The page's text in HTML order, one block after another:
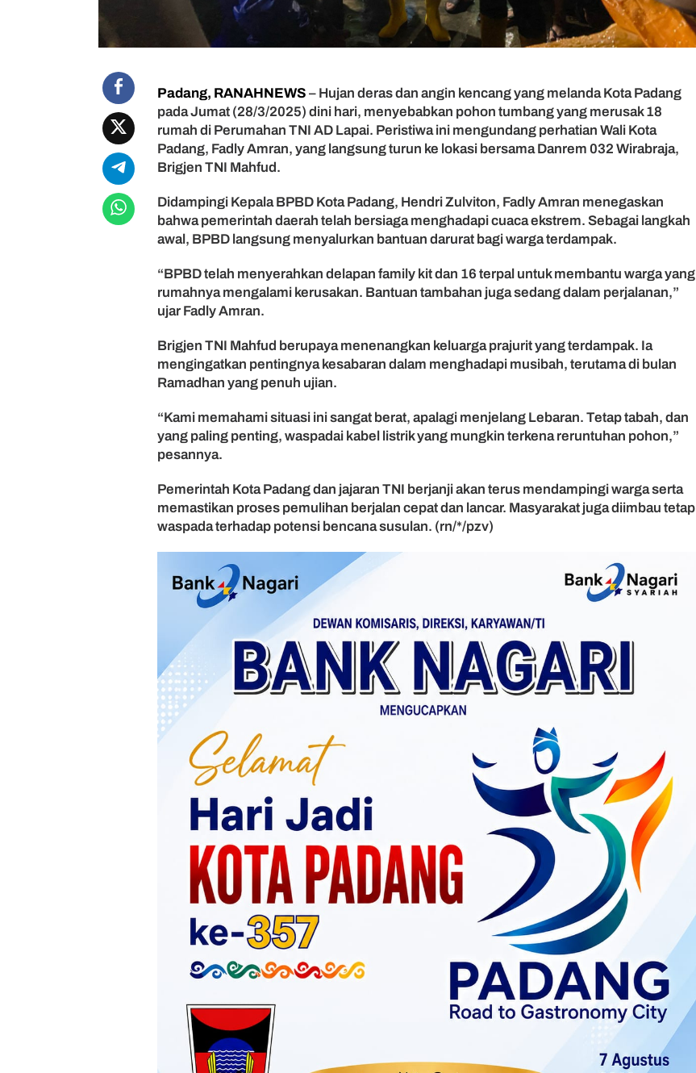
3
2
T
n
j
u
L
o
a
P
h
o
n
u
m
g
Padang, RANAHNEWS – Hujan deras dan angin kencang yang melanda Kota Padang
pada Jumat (28/3/2025) dini hari, menyebabkan pohon tumbang yang merusak 18
rumah di Perumahan TNI AD Lapai. Peristiwa ini mengundang perhatian Wali Kota
Padang, Fadly Amran, yang langsung turun ke lokasi bersama Danrem 032 Wirabraja,
Brigjen TNI Mahfud.
Didampingi Kepala BPBD Kota Padang, Hendri Zulviton, Fadly Amran menegaskan
bahwa pemerintah daerah telah bersiaga menghadapi cuaca ekstrem. Sebagai langkah
awal, BPBD langsung menyalurkan bantuan darurat bagi warga terdampak.
“BPBD telah menyerahkan delapan family kit dan 16 terpal untuk membantu warga yang
rumahnya mengalami kerusakan. Bantuan tambahan juga sedang dalam perjalanan,”
ujar Fadly Amran.
Brigjen TNI Mahfud berupaya menenangkan keluarga prajurit yang terdampak. Ia
mengingatkan pentingnya kesabaran dalam menghadapi musibah, terutama di bulan
Ramadhan yang penuh ujian.
“Kami memahami situasi ini sangat berat, apalagi menjelang Lebaran. Tetap tabah, dan
yang paling penting, waspadai kabel listrik yang mungkin terkena reruntuhan pohon,”
pesannya.
Pemerintah Kota Padang dan jajaran TNI berjanji akan terus mendampingi warga serta
memastikan proses pemulihan berjalan cepat dan lancar. Masyarakat juga diimbau tetap
waspada terhadap potensi bencana susulan. (rn/*/pzv)